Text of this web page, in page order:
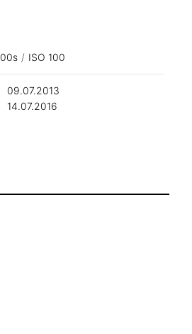
/ ISO 100
09.07.2013
14.07.2016